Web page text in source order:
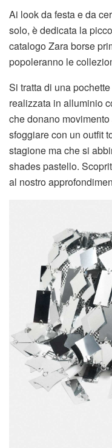
Ai look da festa e da
solo, è dedicata la
catalogo Zara borse
popoleranno le
Si tratta di una
realizzata in alluminio
che donano
sfoggiare con un outfit
stagione ma che si
shades pastello.
al nostro